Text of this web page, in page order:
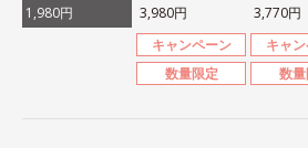
外品）
1,980円
顔セット
3,980円
キャンペーン
数量限定
顔セット
3,770円
キャ
数